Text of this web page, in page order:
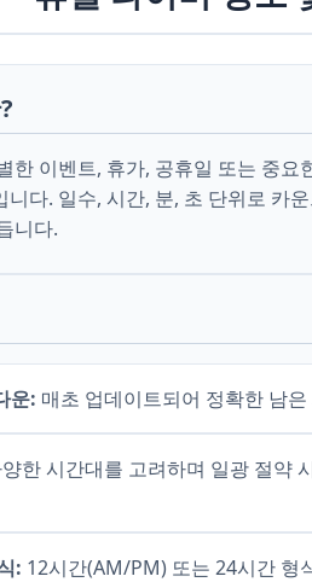
한 이벤트, 휴가, 공휴일 또는 중요
니다. 일수, 시간, 분, 초 단위로 카
니다.
운: 매초 업데이트되어 정확한 남
한 시간대를 고려하며 일광 절약
: 12시간(AM/PM) 또는 24시간 형